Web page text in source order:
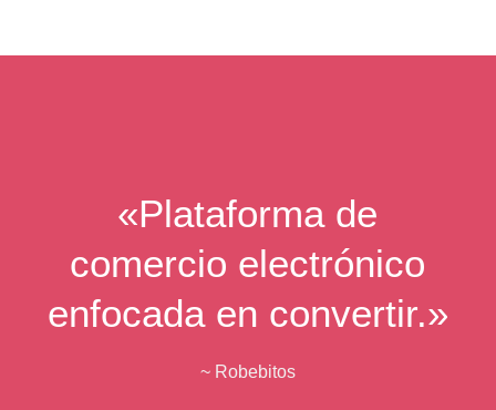
«Plataforma de
comercio electrónico
enfocada en convertir.»
~ Robebitos